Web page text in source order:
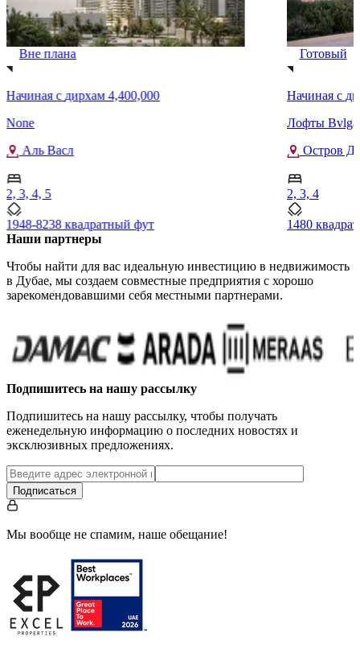
Вне плана
Начиная с дирхам 4,400,000
None
Аль Васл
2, 3, 4, 5
1948-8238 квадратный фут
Готовый
Начиная с
Лофты
Остров
2, 3, 4
1480
Наши партнеры
Чтобы найти для вас идеальную инвестицию в недвижимость
в Дубае, мы создаем совместные предприятия с хорошо
зарекомендовавшими себя местными партнерами.
Подпишитесь на нашу рассылку
Подпишитесь на нашу рассылку, чтобы получать
еженедельную информацию о последних новостях и
эксклюзивных предложениях.
Подписаться
Мы вообще не спамим, наше обещание!